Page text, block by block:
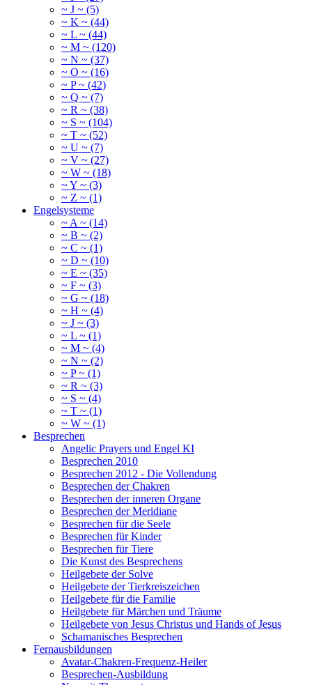
~ J ~ (5)
~ K ~ (44)
~ L ~ (44)
~ M ~ (120)
~ N ~ (37)
~ O ~ (16)
~ P ~ (42)
~ Q ~ (7)
~ R ~ (38)
~ S ~ (104)
~ T ~ (52)
~ U ~ (7)
~ V ~ (27)
~ W ~ (18)
~ Y ~ (3)
~ Z ~ (1)
Engelsysteme
~ A ~ (14)
~ B ~ (2)
~ C ~ (1)
~ D ~ (10)
~ E ~ (35)
~ F ~ (3)
~ G ~ (18)
~ H ~ (4)
~ J ~ (3)
~ L ~ (1)
~ M ~ (4)
~ N ~ (2)
~ P ~ (1)
~ R ~ (3)
~ S ~ (4)
~ T ~ (1)
~ W ~ (1)
Besprechen
Angelic Prayers und Engel KI
Besprechen 2010
Besprechen 2012 - Die Vollendung
Besprechen der Chakren
Besprechen der inneren Organe
Besprechen der Meridiane
Besprechen für die Seele
Besprechen für Kinder
Besprechen für Tiere
Die Kunst des Besprechens
Heilgebete der Solve
Heilgebete der Tierkreiszeichen
Heilgebete für die Familie
Heilgebete für Märchen und Träume
Heilgebete von Jesus Christus und Hands of Jesus
Schamanisches Besprechen
Fernausbildungen
Avatar-Chakren-Frequenz-Heiler
Besprechen-Ausbildung